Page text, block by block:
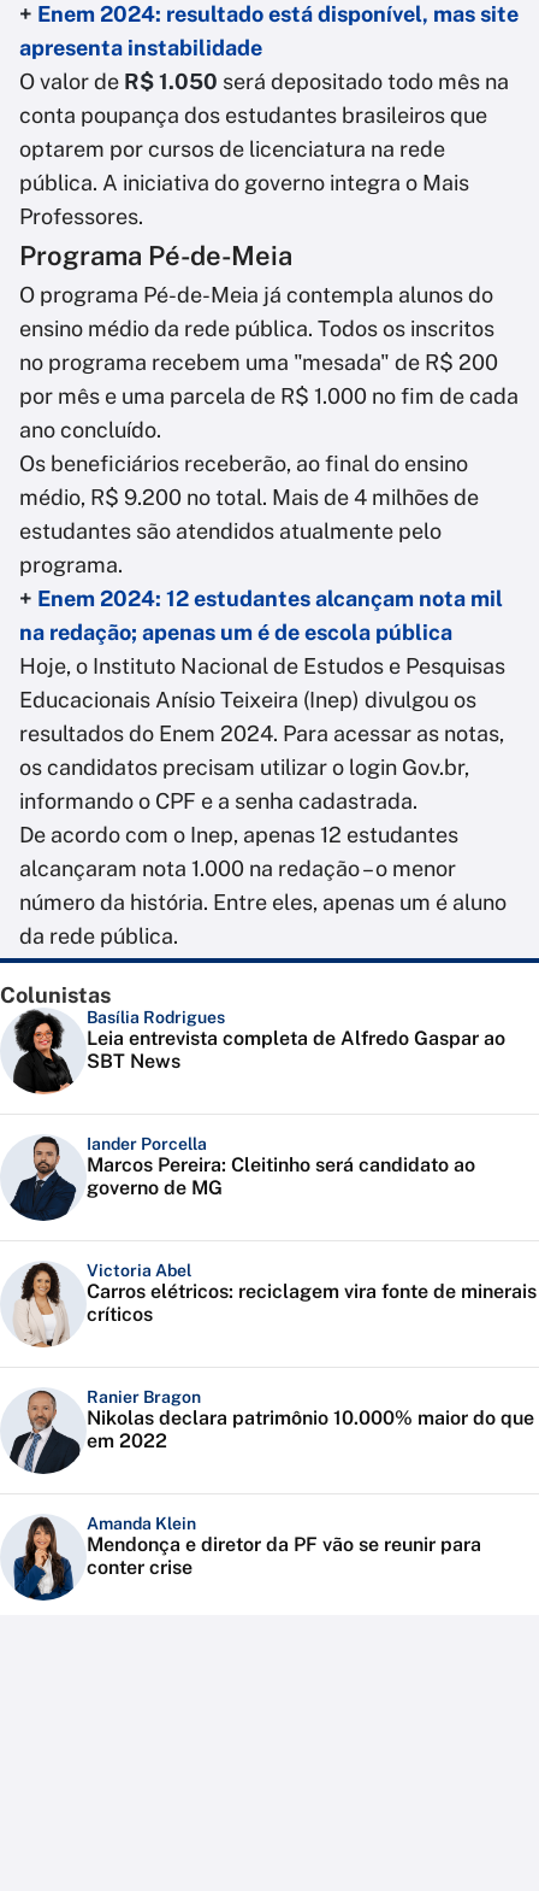
+ Enem 2024: resultado está disponível, mas site
apresenta instabilidade
O valor de R$ 1.050 será depositado todo mês na
conta poupança dos estudantes brasileiros que
optarem por cursos de licenciatura na rede
pública. A iniciativa do governo integra o Mais
Professores.
Programa Pé-de-Meia
O programa Pé-de-Meia já contempla alunos do
ensino médio da rede pública. Todos os inscritos
no programa recebem uma "mesada" de R$ 200
por mês e uma parcela de R$ 1.000 no fim de cada
ano concluído.
Os beneficiários receberão, ao final do ensino
médio, R$ 9.200 no total. Mais de 4 milhões de
estudantes são atendidos atualmente pelo
programa.
+ Enem 2024: 12 estudantes alcançam nota mil
na redação; apenas um é de escola pública
Hoje, o Instituto Nacional de Estudos e Pesquisas
Educacionais Anísio Teixeira (Inep) divulgou os
resultados do Enem 2024. Para acessar as notas,
os candidatos precisam utilizar o login Gov.br,
informando o CPF e a senha cadastrada.
De acordo com o Inep, apenas 12 estudantes
alcançaram nota 1.000 na redação – o menor
número da história. Entre eles, apenas um é aluno
da rede pública.
Colunistas
Basília Rodrigues
Leia entrevista completa de Alfredo Gaspar ao
SBT News
Iander Porcella
Marcos Pereira: Cleitinho será candidato ao
governo de MG
Victoria Abel
Carros elétricos: reciclagem vira fonte de minerais
críticos
Ranier Bragon
Nikolas declara patrimônio 10.000% maior do que
em 2022
Amanda Klein
Mendonça e diretor da PF vão se reunir para
conter crise